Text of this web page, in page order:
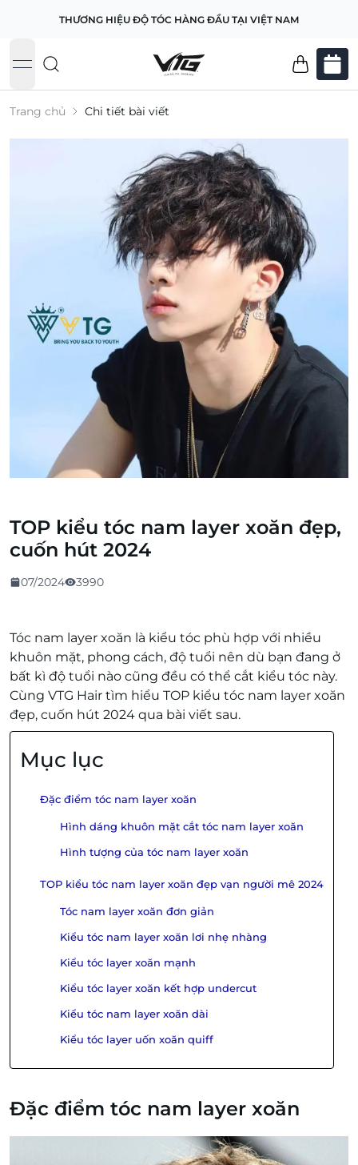
THƯƠNG HIỆU ĐỘ TÓC HÀNG ĐẦU TẠI VIỆT NAM
open navigation menu
Trang chủ Chi tiết bài viết
TOP kiểu tóc nam layer xoăn đẹp,
cuốn hút 2024
07/2024 3990
Tóc nam layer xoăn là kiểu tóc phù hợp với nhiều
khuôn mặt, phong cách, độ tuổi nên dù bạn đang ở
bất kì độ tuổi nào cũng đều có thể cắt kiểu tóc này.
Cùng VTG Hair tìm hiểu TOP kiểu tóc nam layer xoăn
đẹp, cuốn hút 2024 qua bài viết sau.
Mục lục
Đặc điểm tóc nam layer xoăn
Hình dáng khuôn mặt cắt tóc nam layer xoăn
Hình tượng của tóc nam layer xoăn
TOP kiểu tóc nam layer xoăn đẹp vạn người mê 2024
Tóc nam layer xoăn đơn giản
Kiểu tóc nam layer xoăn lơi nhẹ nhàng
Kiểu tóc layer xoăn mạnh
Kiểu tóc layer xoăn kết hợp undercut
Kiểu tóc nam layer xoăn dài
Kiểu tóc layer uốn xoăn quiff
Đặc điểm tóc nam layer xoăn